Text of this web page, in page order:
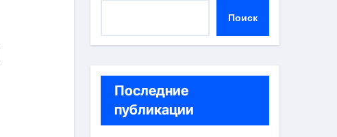
Поиск
Последние
публикации